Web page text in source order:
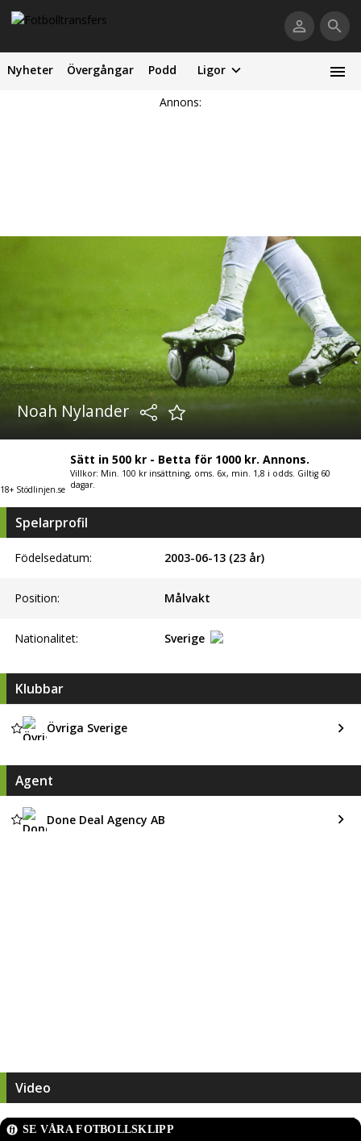
Nyheter Övergångar Podd Ligor
Annons:
Noah Nylander
18+ Stödlinjen.se
Sätt in 500 kr - Betta för 1000 kr. Annons.
Villkor: Min. 100 kr insättning, oms. 6x, min. 1,8 i odds. Giltig 60
dagar.
Spelarprofil
Födelsedatum: 2003-06-13 (23 år)
Position: Målvakt
Nationalitet: Sverige
Klubbar
Övriga Sverige
Agent
Done Deal Agency AB
Video
SE VÅRA FOTBOLLSKLIPP